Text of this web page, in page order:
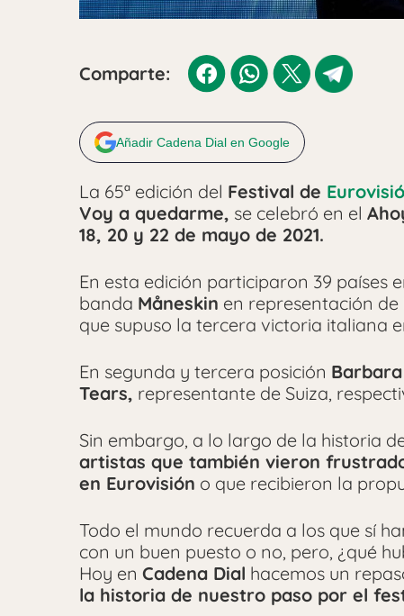
Comparte:
Añadir Cadena Dial en Google
La 65ª edición del Festival de
Voy a quedarme, se celebró en el
18, 20 y 22 de mayo de 2021.
En esta edición participaron 39 países
banda Måneskin en representación
que supuso la tercera victoria italiana
En segunda y tercera posición
Tears, representante de Suiza,
Sin embargo, a lo largo de la historia
artistas que también vieron
en Eurovisión o que recibieron la
Todo el mundo recuerda a los que sí
con un buen puesto o no, pero, ¿qué
Hoy en Cadena Dial hacemos un
la historia de nuestro paso por el